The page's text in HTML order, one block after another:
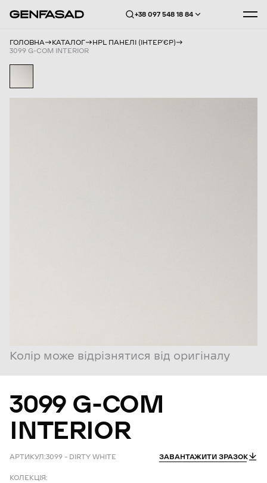
+38 097 548 18 84
ГОЛОВНА КАТАЛОГ
HPL ПАНЕЛІ (ІНТЕРʼЄР)
3099 G-COM INTERIOR
Колір може відрізнятися від оригіналу
3099 G-COM
INTERIOR
АРТИКУЛ:3099 – DIRTY WHITE ЗАВАНТАЖИТИ ЗРАЗОК
КОЛЕКЦІЯ: